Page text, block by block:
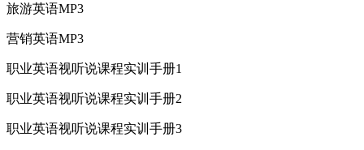
旅游英语MP3
营销英语MP3
职业英语视听说课程实训手册1
职业英语视听说课程实训手册2
职业英语视听说课程实训手册3